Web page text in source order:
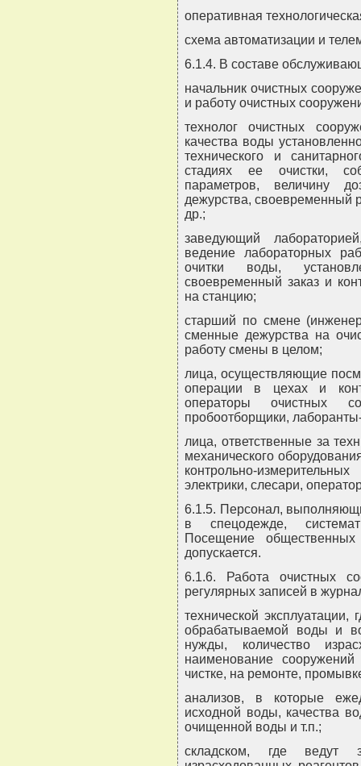
оперативная
схема автоматизации и
6.1.4. В составе
начальник очистных
и работу очистных
технолог очистных
качества воды
технического и
стадиях ее очистки,
параметров, величину
дежурства, своевременный
др.;
заведующий
ведение лабораторных
очитки воды,
своевременный заказ и
на станцию;
старший по смене
сменные дежурства на
работу смены в целом;
лица, осуществляющие
операции в цехах и
операторы очистных
пробоотборщики,
лица, ответственные за
механического
контрольно-
электрики, слесари,
6.1.5. Персонал,
в спецодежде,
Посещение
допускается.
6.1.6. Работа очистных
регулярных записей в
технической эксплуатации,
обрабатываемой воды и
нужды, количество
наименование
чистке, на ремонте,
анализов, в которые
исходной воды, качества
очищенной воды и т.п.;
складском, где ведут